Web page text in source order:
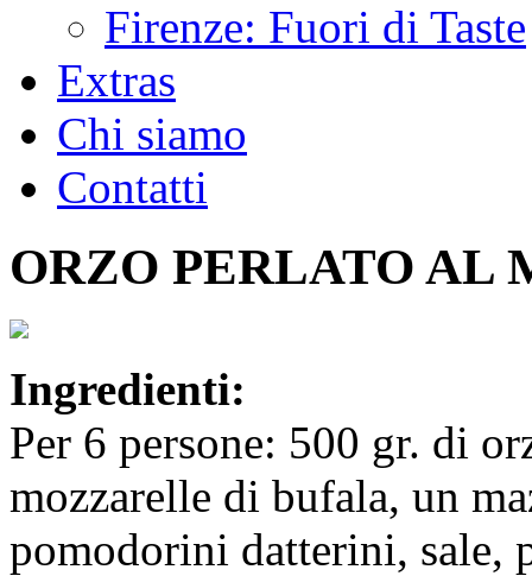
Firenze: Fuori di Taste
Extras
Chi siamo
Contatti
ORZO PERLATO AL
Ingredienti:
Per 6 persone: 500 gr. di
mozzarelle di bufala, un
pomodorini datterini, sale,